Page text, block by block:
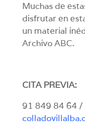
Muchas de
disfrutar en
un material
Archivo ABC.
CITA PREVIA:
91 849 84 64 /